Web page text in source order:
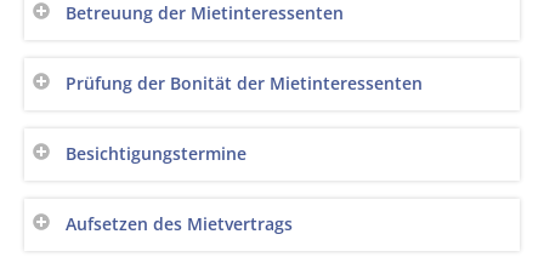
Betreuung der Mietinteressenten
Prüfung der Bonität der Mietinteressenten
Besichtigungstermine
Aufsetzen des Mietvertrags